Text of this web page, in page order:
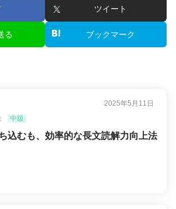
ツイート
る ブックマーク
2025年5月11日
中級
込むも、効率的な長文読解力向上法